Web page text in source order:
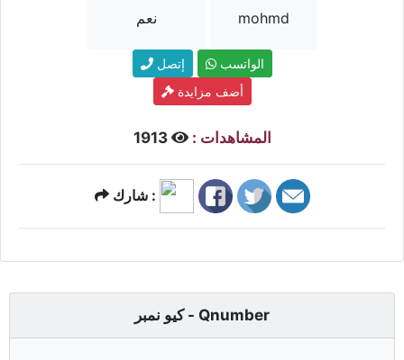
نعم
mohmd
إتصل
الواتسب
أضف مزايدة
المشاهدات : 1913
شارك :
كيو نمبر - Qnumber